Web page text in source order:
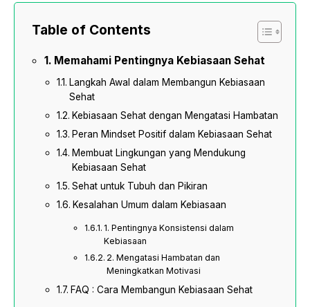
Table of Contents
Memahami Pentingnya Kebiasaan Sehat
Langkah Awal dalam Membangun Kebiasaan
Sehat
Kebiasaan Sehat dengan Mengatasi Hambatan
Peran Mindset Positif dalam Kebiasaan Sehat
Membuat Lingkungan yang Mendukung
Kebiasaan Sehat
Sehat untuk Tubuh dan Pikiran
Kesalahan Umum dalam Kebiasaan
1. Pentingnya Konsistensi dalam
Kebiasaan
2. Mengatasi Hambatan dan
Meningkatkan Motivasi
FAQ : Cara Membangun Kebiasaan Sehat